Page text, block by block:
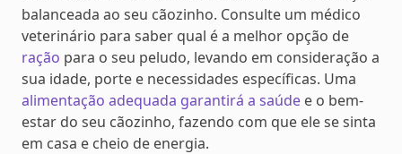
balanceada ao seu cãozinho. Consulte um médico
veterinário para saber qual é a melhor opção de
ração para o seu peludo, levando em consideração a
sua idade, porte e necessidades específicas. Uma
alimentação adequada garantirá a saúde e o bem-
estar do seu cãozinho, fazendo com que ele se sinta
em casa e cheio de energia.